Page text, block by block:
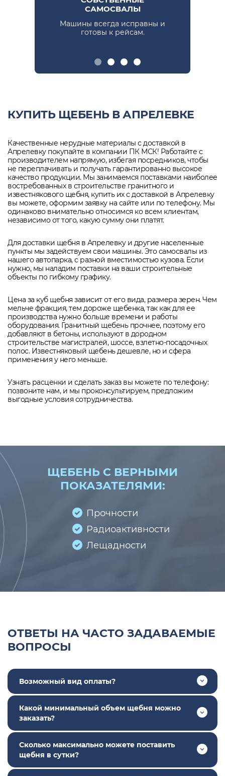
САМОСВАЛЫ
Машины всегда исправны и
готовы к рейсам.
КУПИТЬ ЩЕБЕНЬ В АПРЕЛЕВКЕ
Качественные нерудные материалы с доставкой в
Апрелевку покупайте в компании ПК МСК! Работайте с
производителем напрямую, избегая посредников, чтобы
не переплачивать и получать гарантированно высокое
качество продукции. Мы занимаемся поставками наиболее
востребованных в строительстве гранитного и
известнякового щебня, купить их с доставкой в Апрелевку
вы можете, оформим заявку на сайте или по телефону. Мы
одинаково внимательно относимся ко всем клиентам,
независимо от того, какую сумму они платят.
Для доставки щебня в Апрелевку и другие населенные
пункты мы задействуем свои машины. Это самосвалы из
нашего автопарка, с разной вместимостью кузова. Если
нужно, мы наладим поставки на ваши строительные
объекты по гибкому графику.
Цена за куб щебня зависит от его вида, размера зерен. Чем
мельче фракция, тем дороже щебенка, так как для ее
производства нужно больше времени и работы
оборудования. Гранитный щебень прочнее, поэтому его
добавляют в бетоны, используют в дородном
строительстве магистралей, шоссе, взлетно-посадочных
полос. Известняковый щебень дешевле, но и сфера
применения у него меньше.
Узнать расценки и сделать заказ вы можете по телефону:
позвоните нам, и мы проконсультируем, предложим
выгодные условия сотрудничества.
ЩЕБЕНЬ С ВЕРНЫМИ
ПОКАЗАТЕЛЯМИ:
Прочности
Радиоактивности
Лещадности
ОТВЕТЫ НА ЧАСТО ЗАДАВАЕМЫЕ
ВОПРОСЫ
Возможный вид оплаты?
Какой минимальный объем щебня можно
заказать?
Сколько максимально можете поставить
щебня в сутки?